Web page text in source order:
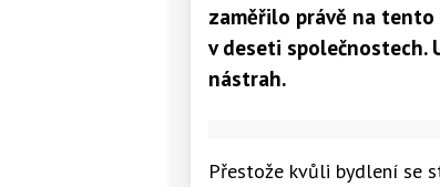
zaměřilo právě na
v deseti společnostech.
nástrah.
Přestože kvůli bydlení se